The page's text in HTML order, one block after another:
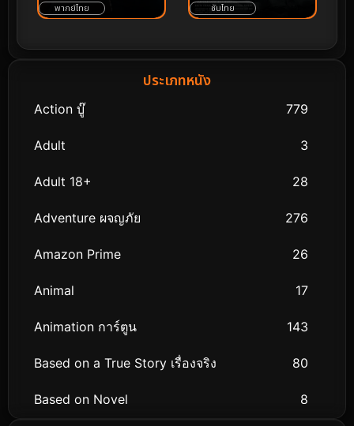
พากย์ไทย ซับไทย
ประเภทหนัง
Action บู๊ 779
Adult 3
Adult 18+ 28
Adventure ผจญภัย 276
Amazon Prime 26
Animal 17
Animation การ์ตูน 143
Based on a True Story เรื่องจริง 80
Based on Novel 8